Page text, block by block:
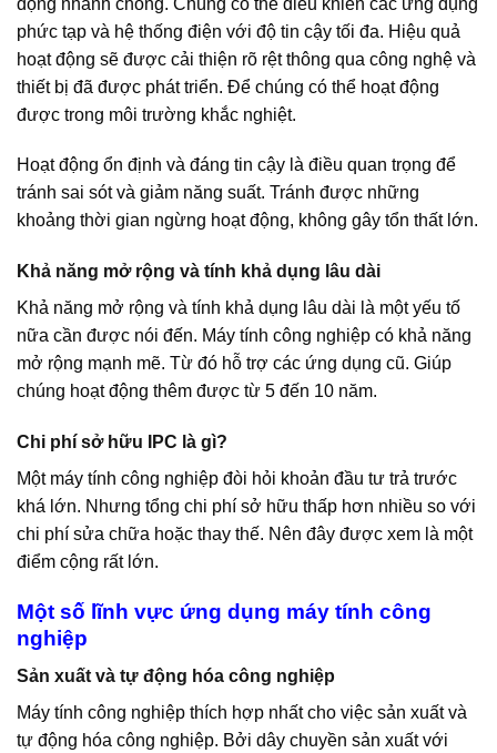
phức tạp và hệ thống điện với độ tin cậy tối đa. Hiệu quả
hoạt động sẽ được cải thiện rõ rệt thông qua công nghệ và
thiết bị đã được phát triển. Để chúng có thể hoạt động
được trong môi trường khắc nghiệt.
Hoạt động ổn định và đáng tin cậy là điều quan trọng để
tránh sai sót và giảm năng suất. Tránh được những
khoảng thời gian ngừng hoạt động, không gây tổn thất lớn.
Khả năng mở rộng và tính khả dụng lâu dài
Khả năng mở rộng và tính khả dụng lâu dài là một yếu tố
nữa cần được nói đến. Máy tính công nghiệp có khả năng
mở rộng mạnh mẽ. Từ đó hỗ trợ các ứng dụng cũ. Giúp
chúng hoạt động thêm được từ 5 đến 10 năm.
Chi phí sở hữu IPC là gì?
Một máy tính công nghiệp đòi hỏi khoản đầu tư trả trước
khá lớn. Nhưng tổng chi phí sở hữu thấp hơn nhiều so với
chi phí sửa chữa hoặc thay thế. Nên đây được xem là một
điểm cộng rất lớn.
Một số lĩnh vực ứng dụng máy tính công
nghiệp
Sản xuất và tự động hóa công nghiệp
Máy tính công nghiệp thích hợp nhất cho việc sản xuất và
tự động hóa công nghiệp. Bởi dây chuyền sản xuất với